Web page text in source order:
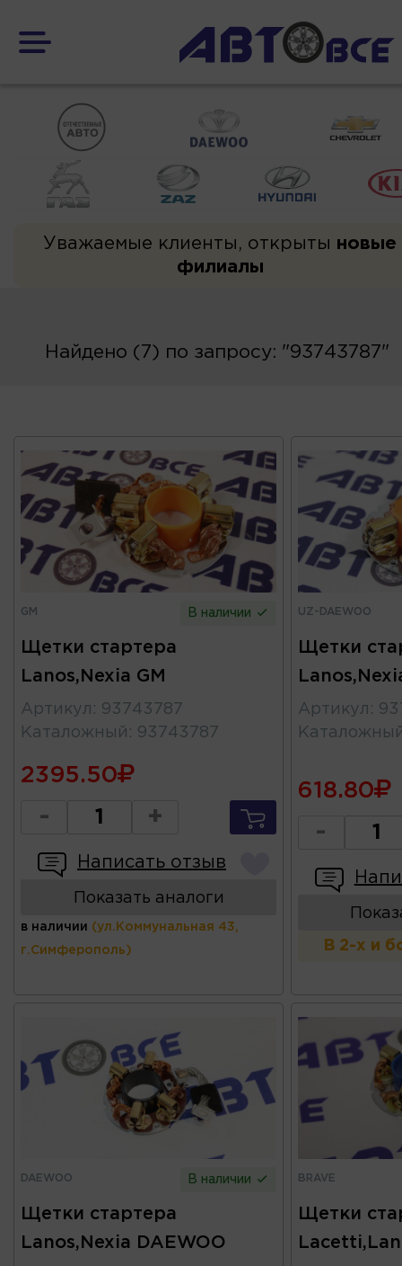
Уважаемые клиенты, открыты новые
филиалы
Найдено (7) по запросу: "93743787"
GM В наличии
Щетки стартера
Lanos,Nexia GM
Артикул : 93743787
Каталожный : 93743787
2395.50
- +
Написать отзыв
Показать аналоги
в наличии (ул.Коммунальная 43,
г.Симферополь)
UZ-DAEWOO
Щетки
Артикул :
618.80
-
В 2-х и
DAEWOO В наличии
Щетки стартера
Lanos,Nexia DAEWOO
BRAVE
Щетки